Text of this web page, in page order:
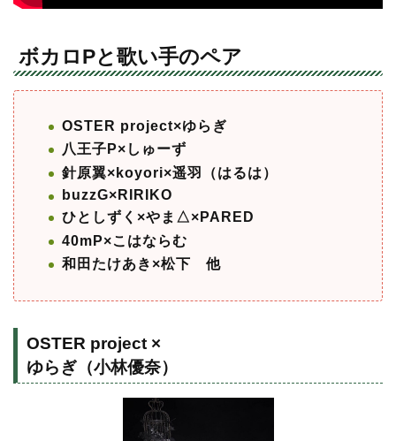
ボカロPと歌い手のペア
OSTER project×ゆらぎ
八王子P×しゅーず
針原翼×koyori×遥羽（はるは）
buzzG×RIRIKO
ひとしずく×やま△×PARED
40mP×こはならむ
和田たけあき×松下 他
OSTER project ×
ゆらぎ（小林優奈）